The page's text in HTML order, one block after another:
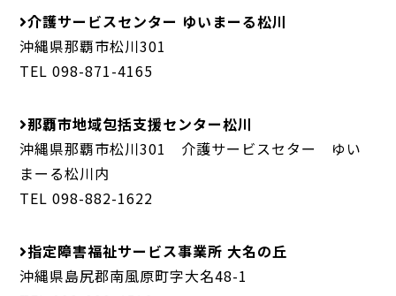
介護サービスセンター ゆいまーる松川
沖縄県那覇市松川301
TEL 098-871-4165
那覇市地域包括支援センター松川
沖縄県那覇市松川301 介護サービスセター ゆい
まーる松川内
TEL 098-882-1622
指定障害福祉サービス事業所 大名の丘
沖縄県島尻郡南風原町字大名48-1